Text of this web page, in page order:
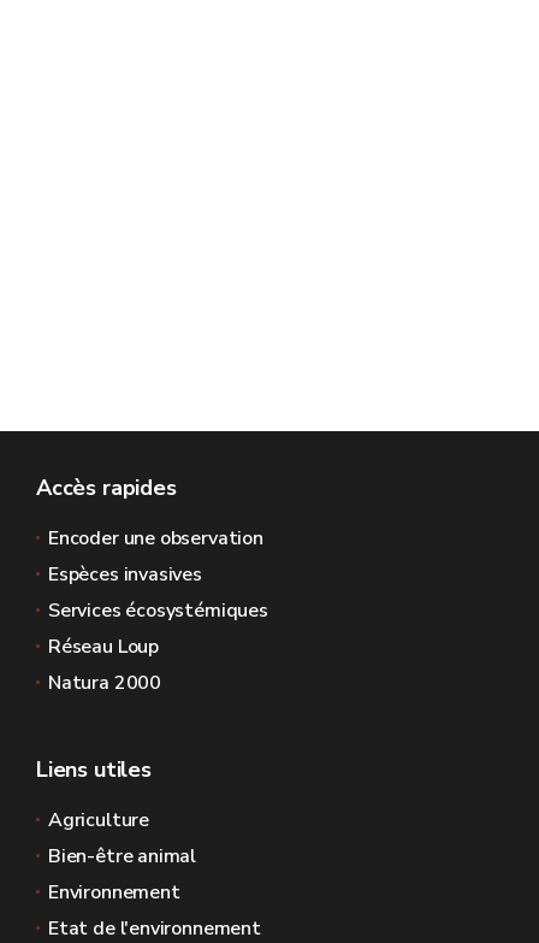
Accès rapides
Encoder une observation
Espèces invasives
Services écosystémiques
Réseau Loup
Natura 2000
Liens utiles
Agriculture
Bien-être animal
Environnement
Etat de l'environnement